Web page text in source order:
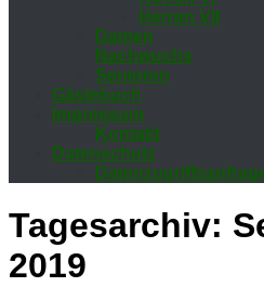
Her­ren VII
Da­men
Nach­wuchs
Se­nio­ren
Gäs­te­buch
Im­pres­sum
Kon­takt
Da­ten­schutz
Tagesarchiv:
2019